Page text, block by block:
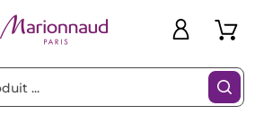
Filtres